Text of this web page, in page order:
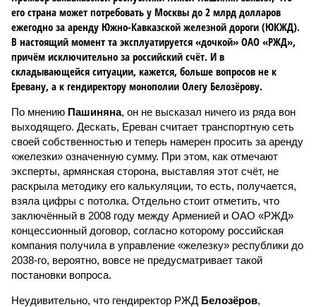
его страна может потребовать у Москвы до 2 млрд долларов
ежегодно за аренду Южно-Кавказской железной дороги (ЮКЖД).
В настоящий момент та эксплуатируется «дочкой» ОАО «РЖД»,
причём исключительно за российский счёт. И в
складывающейся ситуации, кажется, больше вопросов не к
Еревану, а к гендиректору монополии Олегу Белозёрову.
По мнению Пашиняна, он не высказал ничего из ряда вон
выходящего. Дескать, Ереван считает транспортную сеть
своей собственностью и теперь намерен просить за аренду
«железки» означенную сумму. При этом, как отмечают
эксперты, армянская сторона, выставляя этот счёт, не
раскрыла методику его калькуляции, то есть, получается,
взяла цифры с потолка. Отдельно стоит отметить, что
заключённый в 2008 году между Арменией и ОАО «РЖД»
концессионный договор, согласно которому российская
компания получила в управление «железку» республики до
2038-го, вероятно, вовсе не предусматривает такой
постановки вопроса.
Неудивительно, что гендиректор РЖД Белозёров,